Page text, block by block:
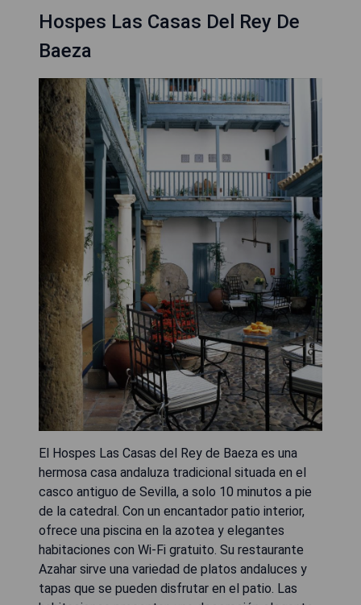
Hospes Las Casas Del Rey De
Baeza
El Hospes Las Casas del Rey de Baeza es una
hermosa casa andaluza tradicional situada en el
casco antiguo de Sevilla, a solo 10 minutos a pie
de la catedral. Con un encantador patio interior,
ofrece una piscina en la azotea y elegantes
habitaciones con Wi-Fi gratuito. Su restaurante
Azahar sirve una variedad de platos andaluces y
tapas que se pueden disfrutar en el patio. Las